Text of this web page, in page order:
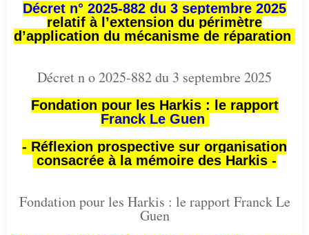
Décret n° 2025-882 du 3 septembre 2025
relatif à l’extension du périmètre
d’application du mécanisme de réparation
Décret n o 2025-882 du 3 septembre 2025
Fondation pour les Harkis : le rapport
Franck Le Guen
- Réflexion prospective sur organisation
consacrée à la mémoire des Harkis -
Fondation pour les Harkis : le rapport Franck Le
Guen